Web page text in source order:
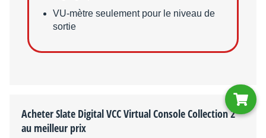
VU-mètre seulement pour le niveau de
sortie
Acheter Slate Digital VCC Virtual Console Collection 2
au meilleur prix